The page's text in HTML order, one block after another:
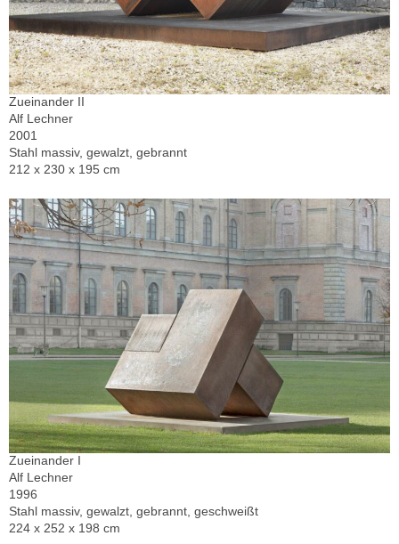
Zueinander II
Alf Lechner
2001
Stahl massiv, gewalzt, gebrannt
212 x 230 x 195 cm
Zueinander I
Alf Lechner
1996
Stahl massiv, gewalzt, gebrannt, geschweißt
224 x 252 x 198 cm